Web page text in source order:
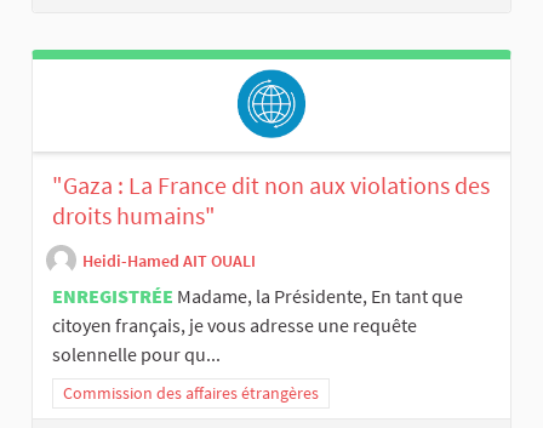
"Gaza : La France dit non aux violations des
droits humains"
Heidi-Hamed AIT OUALI
ENREGISTRÉE Madame, la Présidente, En tant que
citoyen français, je vous adresse une requête
solennelle pour qu...
Commission des affaires étrangères